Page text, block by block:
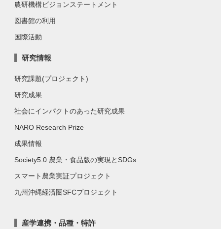
農研機構ビジョンステートメント
図書館の利用
国際活動
研究情報
研究課題(プロジェクト)
研究成果
社会にインパクトのあった研究成果
NARO Research Prize
成果情報
Society5.0 農業・食品版の実現とSDGs
スマート農業実証プロジェクト
九州沖縄経済圏SFCプロジェクト
産学連携・品種・特許